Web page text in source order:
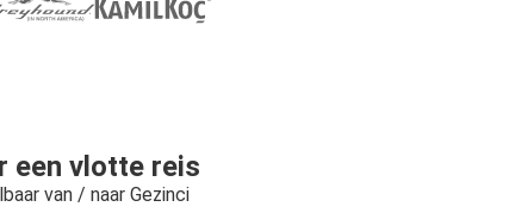
een vlotte reis
van / naar Gezinci